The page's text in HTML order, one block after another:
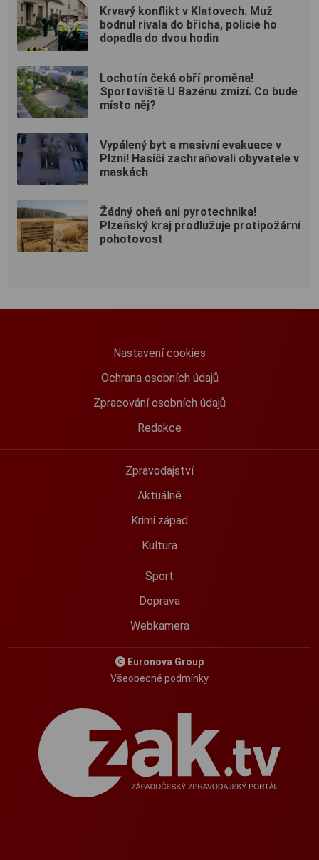
Krvavý konflikt v Klatovech. Muž
bodnul rivala do břicha, policie ho
dopadla do dvou hodin
Lochotín čeká obří proměna!
Sportoviště U Bazénu zmizí. Co bude
místo něj?
Vypálený byt a masivní evakuace v
Plzni! Hasiči zachraňovali obyvatele v
maskách
Žádný oheň ani pyrotechnika!
Plzeňský kraj prodlužuje protipožární
pohotovost
Nastavení cookies
Ochrana osobních údajů
Zpracování osobních údajů
Redakce
Zpravodajství
Aktuálně
Krimi západ
Kultura
Sport
Doprava
Webkamera
Euronova Group
Všeobecné podmínky